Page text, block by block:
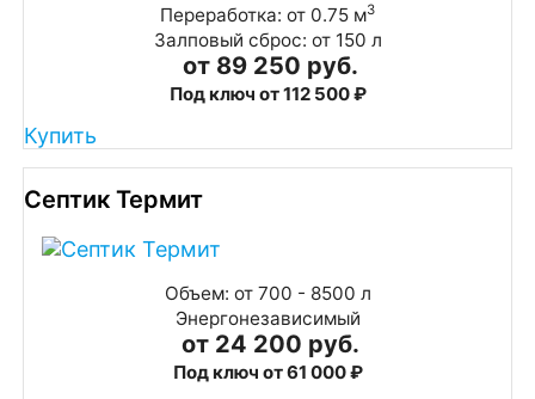
Переработка: от 0.75 м3
Залповый сброс: от 150 л
от 89 250 руб.
Под ключ от 112 500 ₽
Купить
Септик Термит
Объем: от 700 - 8500 л
Энергонезависимый
от 24 200 руб.
Под ключ от 61 000 ₽